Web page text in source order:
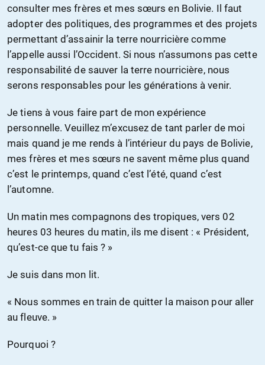
consulter mes frères et mes sœurs en Bolivie. Il faut
adopter des politiques, des programmes et des projets
permettant d’assainir la terre nourricière comme
l’appelle aussi l’Occident. Si nous n’assumons pas cette
responsabilité de sauver la terre nourricière, nous
serons responsables pour les générations à venir.
Je tiens à vous faire part de mon expérience
personnelle. Veuillez m’excusez de tant parler de moi
mais quand je me rends à l’intérieur du pays de Bolivie,
mes frères et mes sœurs ne savent même plus quand
c’est le printemps, quand c’est l’été, quand c’est
l’automne.
Un matin mes compagnons des tropiques, vers 02
heures 03 heures du matin, ils me disent : « Président,
qu’est-ce que tu fais ? »
Je suis dans mon lit.
« Nous sommes en train de quitter la maison pour aller
au fleuve. »
Pourquoi ?